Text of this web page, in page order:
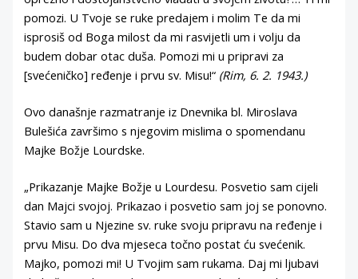
pomozi. U Tvoje se ruke predajem i molim Te da mi
isprosiš od Boga milost da mi rasvijetli um i volju da
budem dobar otac duša. Pomozi mi u pripravi za
[svećeničko] ređenje i prvu sv. Misu!“ (Rim, 6. 2. 1943.)
Ovo današnje razmatranje iz Dnevnika bl. Miroslava
Bulešića završimo s njegovim mislima o spomendanu
Majke Božje Lourdske.
„Prikazanje Majke Božje u Lourdesu. Posvetio sam cijeli
dan Majci svojoj. Prikazao i posvetio sam joj se ponovno.
Stavio sam u Njezine sv. ruke svoju pripravu na ređenje i
prvu Misu. Do dva mjeseca točno postat ću svećenik.
Majko, pomozi mi! U Tvojim sam rukama. Daj mi ljubavi